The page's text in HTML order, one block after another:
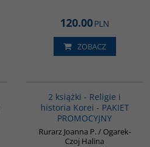
120.00PLN
ZOBACZ
2 książki - Religie i
historia Korei - PAKIET
PROMOCYJNY
Rurarz Joanna P. / Ogarek-
Czoj Halina